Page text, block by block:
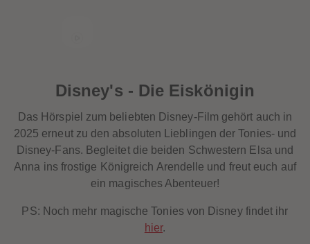
Disney's - Die Eiskönigin
Das Hörspiel zum beliebten Disney-Film gehört auch in
2025 erneut zu den absoluten Lieblingen der Tonies- und
Disney-Fans. Begleitet die beiden Schwestern Elsa und
Anna ins frostige Königreich Arendelle und freut euch auf
ein magisches Abenteuer!
PS: Noch mehr magische Tonies von Disney findet ihr
hier.